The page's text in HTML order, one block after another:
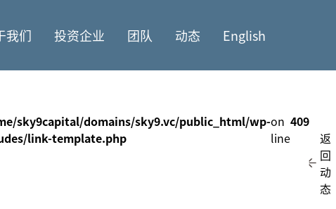
我们 投资企业 团队 动态 English
sky9capital/domains/sky9.vc/public_html/wp-
link-template.php
on
line
409
返
回
动
态